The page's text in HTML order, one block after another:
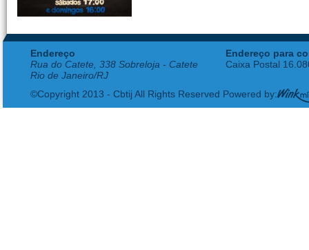
Endereço
Rua do Catete, 338 Sobreloja - Catete
Rio de Janeiro/RJ
Endereço para
Caixa Postal
©Copyright 2013 - Cbtij All Rights Reserved Powered by: